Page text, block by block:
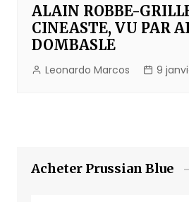
ALAIN ROBBE-
CINEASTE, VU PAR
DOMBASLE
Leonardo Marcos 9
Acheter Prussian Blue